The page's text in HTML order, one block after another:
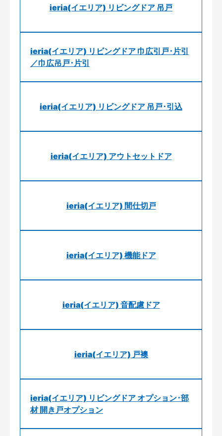
ieria(イエリア) リビングドア 吊戸
ieria(イエリア) リビングドア 巾広引戸･片引
／巾広吊戸･片引
ieria(イエリア) リビングドア 吊戸･引込
ieria(イエリア) アウトセットドア
ieria(イエリア) 間仕切戸
ieria(イエリア) 機能ドア
ieria(イエリア) 音配慮ドア
ieria(イエリア) 戸襖
ieria(イエリア) リビングドア オプション･部
材 開き戸オプション